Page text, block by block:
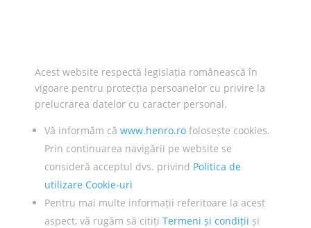
Acest website respectă legislația românească în
vigoare pentru protecția persoanelor cu privire la
prelucrarea datelor cu caracter personal.
Vă informăm că www.henro.ro folosește cookies.
Prin continuarea navigării pe website se
consideră acceptul dvs. privind Politica de
utilizare Cookie-uri
Pentru mai multe informații referitoare la acest
aspect, vă rugăm să citiți Termeni și condiții și